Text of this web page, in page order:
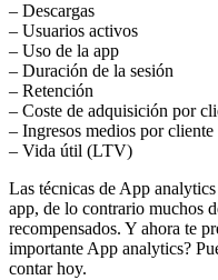
– Descargas
– Usuarios activos
– Uso de la app
– Duración de la sesión
– Retención
– Coste de adquisición por
– Ingresos medios por cliente
– Vida útil (LTV)
Las técnicas de App
app, de lo contrario muchos
recompensados. Y ahora te
importante App analytics?
contar hoy.